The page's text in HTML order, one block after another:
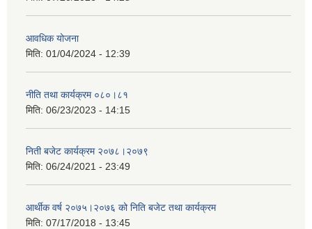
आवधिक योजना
मिति: 01/04/2024 - 12:39
नीति तथा कार्यक्रम ०८०।८१
मिति: 06/23/2023 - 14:15
निती बजेट कार्यक्रम २०७८।२०७९
मिति: 06/24/2021 - 23:49
आर्थीक वर्ष २०७५।२०७६ को निति बजेट तथा कार्यक्रम
मिति: 07/17/2018 - 13:45